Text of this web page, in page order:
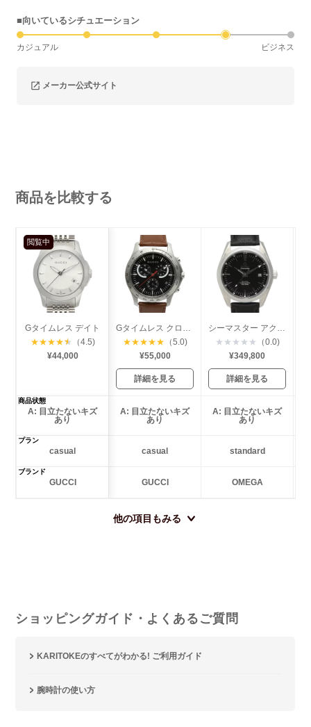
■向いているシチュエーション
カジュアル ビジネス
メーカー公式サイト
商品を比較する
閲覧中
Gタイムレス デイト
★★★★★
（4.5)
¥44,000
Gタイムレス クロノグラフ
★★★★★ （5.0)
¥55,000
詳細を見る
シーマスター アクアテラ コーアクシャル
★ ★ ★ ★ ★
（0.0)
¥349,800
詳細を見る
商品状態
A: 目立たないキズ
あり
A: 目立たないキズ
あり
A: 目立たないキズ
あり
プラン
casual casual standard
ブランド
GUCCI GUCCI OMEGA
他の項目もみる
ショッピングガイド・よくあるご質問
KARITOKEのすべてがわかる! ご利用ガイド
腕時計の使い方